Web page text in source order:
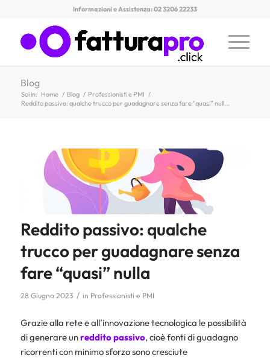
Informazioni e Assistenza: 02 3206 22233
Blog
Sei in: Home / Blog / Professionisti e PMI /
Reddito passivo: qualche trucco per guadagnare senza fare “quasi” null...
Reddito passivo: qualche
trucco per guadagnare senza
fare “quasi” nulla
28 Giugno 2023 / in Professionisti e PMI
Grazie alla rete e all’innovazione tecnologica le possibilità
di generare unreddito passivo, cioè fonti di guadagno
ricorrenti con minimo sforzo sono cresciute